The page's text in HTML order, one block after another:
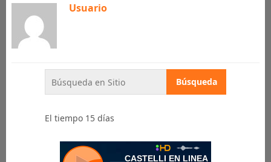
Usuario
El tiempo 15 días